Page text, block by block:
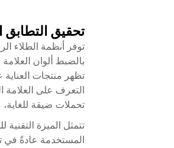
تحقيق التطابق
توفر أنظمة الطلاء
بالضبط ألوان
تظهر منتجات
التعرف على العلامة
تحملات ضيقة للغاية،
تتمثل الميزة
المستخدمة عادةً في